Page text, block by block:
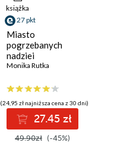
książka
27 pkt
Miasto
pogrzebanych
nadziei
Monika Rutka
(24,95 zł najniższa cena z 30 dni)
27.45 zł
49.90zł (-45%)